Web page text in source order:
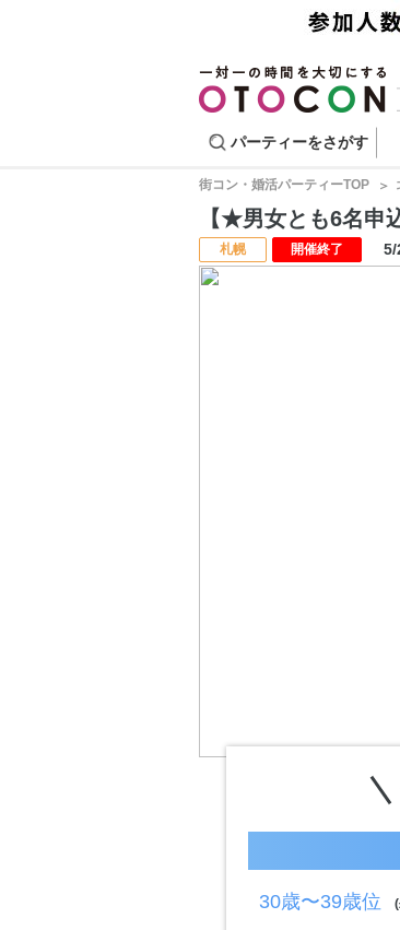
パーティーをさがす
街コン・婚活パーティーTOP
【★男女とも6名申
札幌 開催終了 5/
30歳〜39歳位